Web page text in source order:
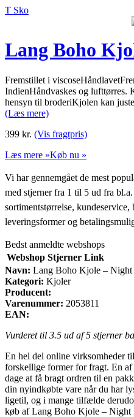
T Sko
Lang Boho
Fremstillet i
IndienHåndvaskes og lufttørres.
hensyn til broderiKjolen kan
(Læs mere)
399 kr. (Vis fragtpris)
Læs mere »Køb nu »
Vi har gennemgået de mest
med stjerner fra 1 til 5 ud fra
sortimentstørrelse,
leveringsformer og
Bedst anmeldte webshops
Webshop Stjerner Link
Navn: Lang Boho Kjole – Night
Kategori: Kjoler
Producent:
Varenummer: 2053811
EAN:
Vurderet til 3.5 ud af 5 stjerner
En hel del online virksomheder
forskellige former for fragt. En
dage at få bragt ordren til en
din nyindkøbte vare når du har
ligetil, og i mange tilfælde
køb af Lang Boho Kjole – Night